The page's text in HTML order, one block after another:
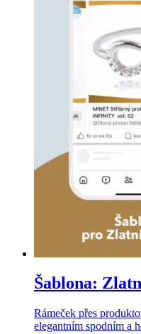
Šablona:
Rámeček přes
elegantním spodním a